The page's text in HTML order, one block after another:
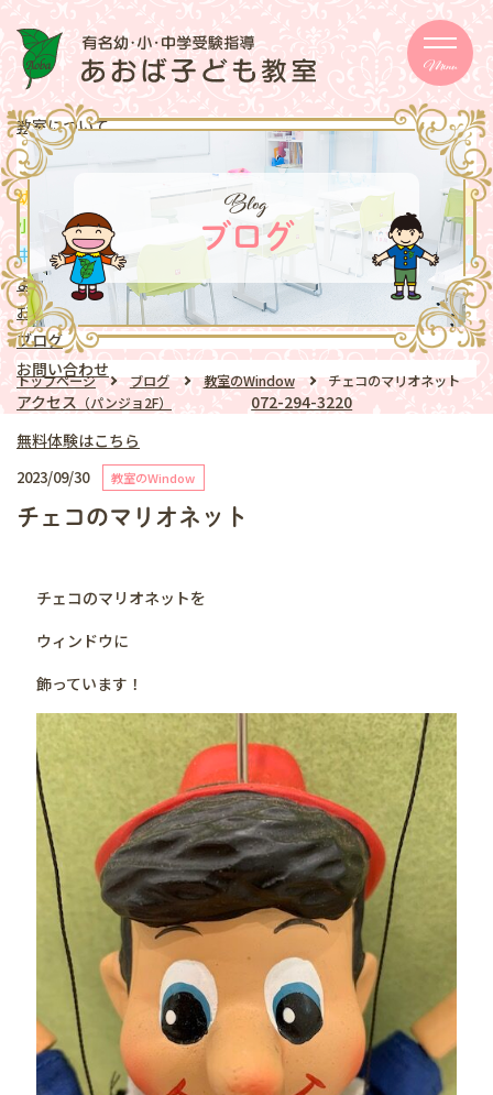
Menu
教室について
メッセージ 取り組み
幼児
school
小学生クラス
school中学生クラス
よくある質問
お知らせ
ブログ
お問い合わせ
アクセス （パンジョ2F）
072-294-3220
無料体験はこちら
Blog
ブログ
トップページ ブログ 教室のWindow チェコのマリオネット
2023/09/30 教室のWindow
チェコのマリオネット
チェコのマリオネットを
ウィンドウに
飾っています！